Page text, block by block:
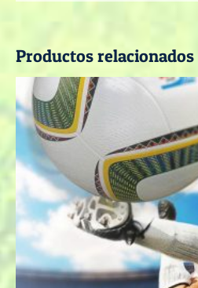
Productos relacionados